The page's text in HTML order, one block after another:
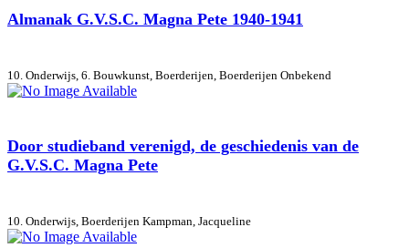
Almanak G.V.S.C. Magna Pete 1940-1941
10. Onderwijs, 6. Bouwkunst, Boerderijen, Boerderijen Onbekend
Door studieband verenigd, de geschiedenis van de
G.V.S.C. Magna Pete
10. Onderwijs, Boerderijen Kampman, Jacqueline